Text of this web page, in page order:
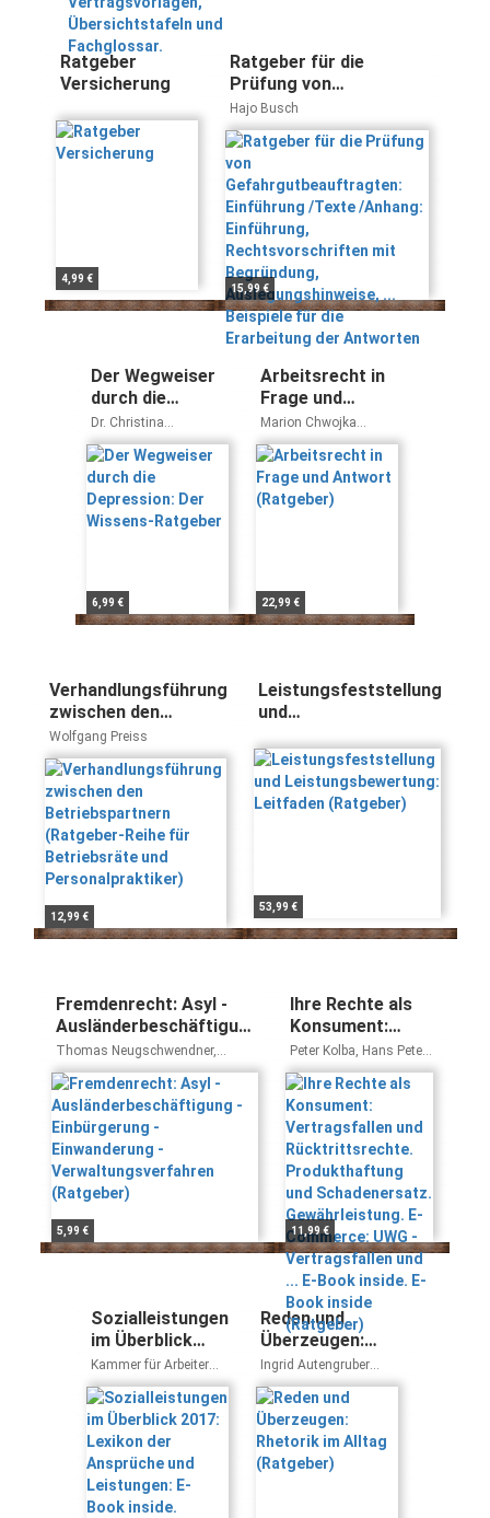
Ratgeber
Versicherung
4,99 €
Ratgeber für die
Prüfung von
Gefahrgutbeauftragten:
Einführung /Texte
/Anhang: Einführung,
Rechtsvorschriften mit
Begründung,
Auslegungshinweise, ...
Beispiele für die
Erarbeitung der
Antworten
Hajo Busch
15,99 €
Der Wegweiser
durch die
Depression: Der
Wissens-
Ratgeber
Dr. Christina
Wiesemann
6,99 €
Arbeitsrecht in
Frage und
Antwort
(Ratgeber)
Marion Chwojka
Thomas Kallab
22,99 €
Verhandlungsführung
zwischen den
Betriebspartnern
(Ratgeber-Reihe für
Betriebsräte und
Personalpraktiker)
Wolfgang Preiss
12,99 €
Leistungsfeststellung
und
Leitfaden (Ratgeber)
53,99 €
Fremdenrecht: Asyl -
Ausländerbeschäftigung
- Einbürgerung -
Einwanderung -
Verwaltungsverfahren
(Ratgeber)
Thomas Neugschwendner,
Johannes Peyrl, Christian
Schmaus
5,99 €
Ihre Rechte als
Konsument:
Vertragsfallen
und
Rücktrittsrechte.
Produkthaftung
und
Schadenersatz.
Gewährleistung.
E-Commerce:
UWG -
Vertragsfallen
und ... E-Book
inside. E-Book
inside (Ratgeber)
Peter Kolba, Hans Peter
Lehofer, Annemarie
Kosesnik-Wehrle
11,99 €
Sozialleistungen
im Überblick
2017: Lexikon
der Ansprüche
und Leistungen:
E-Book inside.
Zugangscode im
Buch (Ratgeber)
Kammer für Arbeiter
und Angestellte für
Wien
Reden und
Überzeugen:
Rhetorik im
Alltag
(Ratgeber)
Ingrid Autengruber
Werner Tusche